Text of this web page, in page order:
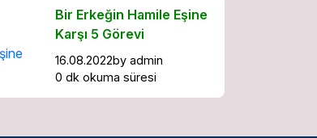
Bir Erkeğin Hamile Eşine
Karşı 5 Görevi
16.08.2022by admin
0 dk okuma süresi